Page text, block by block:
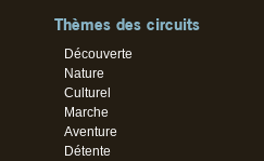
Thèmes des circuits
Découverte
Nature
Culturel
Marche
Aventure
Détente